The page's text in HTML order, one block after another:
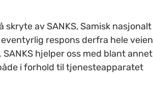
av SANKS, Samisk nasjonalt
respons derfra hele veien
hjelper oss med blant annet
i forhold til tjenesteapparatet